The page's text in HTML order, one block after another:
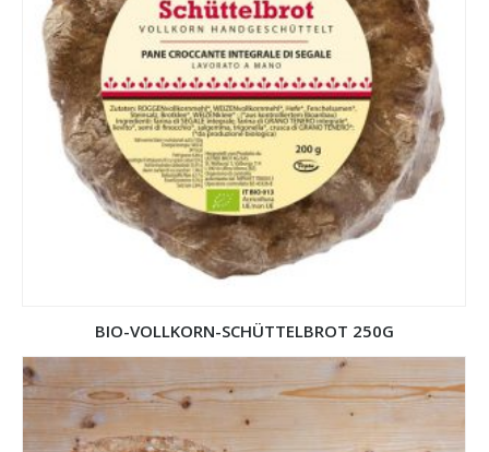
BIO-VOLLKORN-SCHÜTTELBROT 250G